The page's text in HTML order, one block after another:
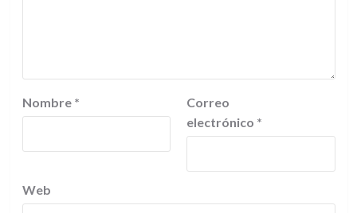
Nombre *
Correo
electrónico *
Web